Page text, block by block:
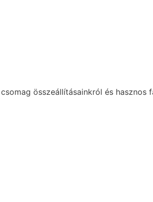
összeállításainkról és hasznos